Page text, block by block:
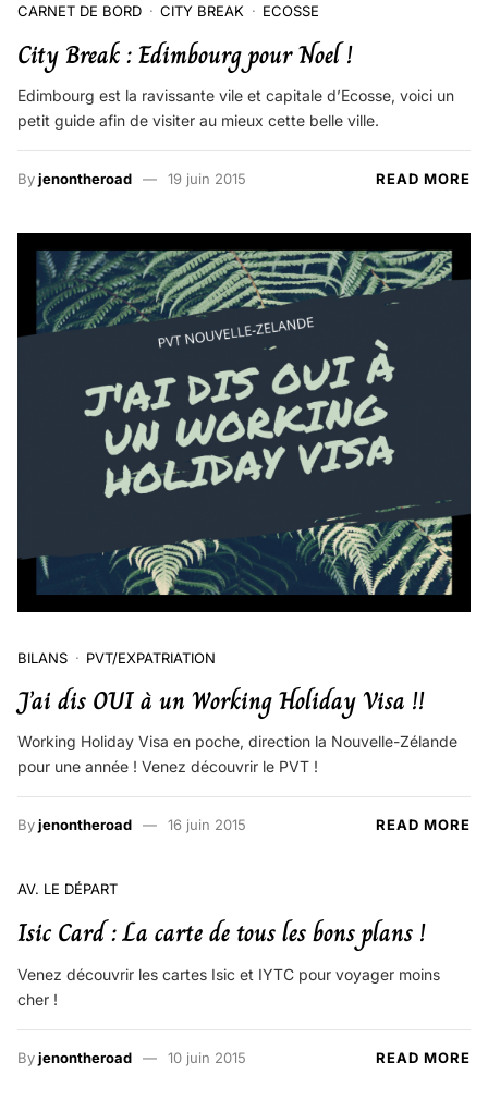
CARNET DE BORD CITY BREAK ECOSSE
City Break : Edimbourg pour Noel !
Edimbourg est la ravissante vile et capitale d’Ecosse, voici un
petit guide afin de visiter au mieux cette belle ville.
Byjenontheroad 19 juin 2015 READ MORE
BILANS PVT/EXPATRIATION
J’ai dis OUI à un Working Holiday Visa !!
Working Holiday Visa en poche, direction la Nouvelle-Zélande
pour une année ! Venez découvrir le PVT !
Byjenontheroad 16 juin 2015 READ MORE
AV. LE DÉPART
Isic Card : La carte de tous les bons plans !
Venez découvrir les cartes Isic et IYTC pour voyager moins
cher !
Byjenontheroad 10 juin 2015 READ MORE